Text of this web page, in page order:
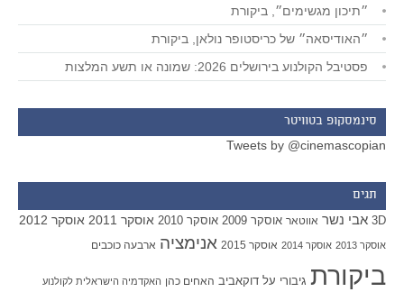
״תיכון מגשימים״, ביקורת
״האודיסאה״ של כריסטופר נולאן, ביקורת
פסטיבל הקולנוע בירושלים 2026: שמונה או תשע המלצות
סינמסקופ בטוויטר
Tweets by @cinemascopian
תגים
3D אבי נשר אווטאר אוסקר 2009 אוסקר 2010 אוסקר 2011 אוסקר 2012
אוסקר 2013 אוסקר 2014 אוסקר 2015 אנימציה ארבעה כוכבים
ביקורת גיבורי על דוקאביב האחים כהן האקדמיה הישראלית לקולנוע